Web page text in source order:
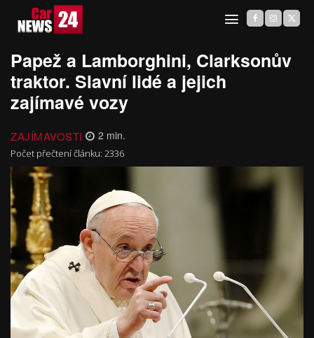
Papež a Lamborghini, Clarksonův
traktor. Slavní lidé a jejich
zajímavé vozy
ZAJÍMAVOSTI 2 min.
Počet přečtení článku: 2336